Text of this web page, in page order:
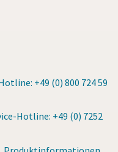
+49 (0) 800 724 59
Hotline: +49 (0) 7252